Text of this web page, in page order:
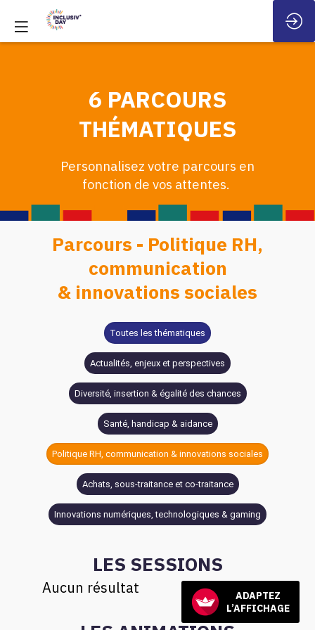
6 PARCOURS
THÉMATIQUES
Personnalisez votre parcours en
fonction de vos attentes.
Parcours - Politique RH,
communication
& innovations sociales
Toutes les thématiques
Actualités, enjeux et perspectives
Diversité, insertion & égalité des chances
Santé, handicap & aidance
Politique RH, communication & innovations sociales
Achats, sous-traitance et co-traitance
Innovations numériques, technologiques & gaming
LES SESSIONS
Aucun résultat
ADAPTEZ
L’AFFICHAGE